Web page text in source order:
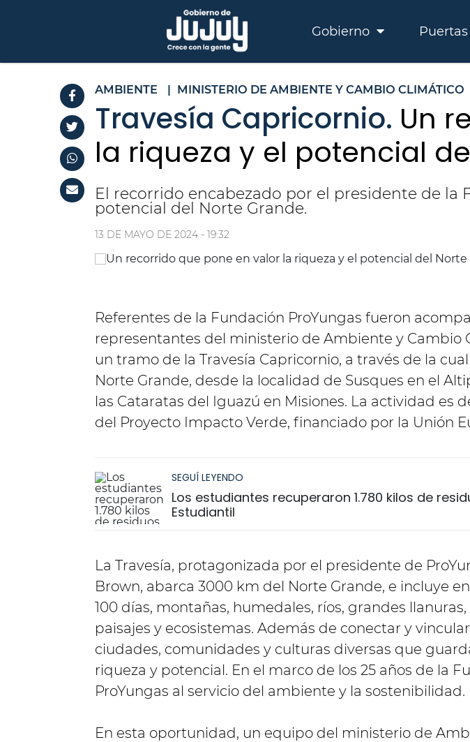
Gobierno
AMBIENTE | MINISTERIO DE AMBIENTE Y CAMBIO CLIMÁTICO
Travesía Capricornio. Un
la riqueza y el potencial
El recorrido encabezado por el presidente de la
potencial del Norte Grande.
13 DE MAYO DE 2024 - 19:32
Referentes de la Fundación ProYungas fueron
representantes del ministerio de Ambiente y Cambio
un tramo de la Travesía Capricornio, a través de la
Norte Grande, desde la localidad de Susques en el
las Cataratas del Iguazú en Misiones. La actividad es
del Proyecto Impacto Verde, financiado por la Unión
SEGUÍ LEYENDO
Los estudiantes recuperaron 1.780 kilos de
Estudiantil
La Travesía, protagonizada por el presidente de
Brown, abarca 3000 km del Norte Grande, e incluye
100 días, montañas, humedales, ríos, grandes
paisajes y ecosistemas. Además de conectar y
ciudades, comunidades y culturas diversas que
riqueza y potencial. En el marco de los 25 años de la
ProYungas al servicio del ambiente y la sostenibilidad.
En esta oportunidad, un equipo del ministerio de